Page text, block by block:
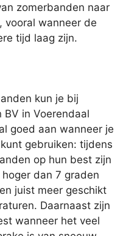
zomerbanden naar
, vooral wanneer de
tijd laag zijn.
kun je bij
BV in Voerendaal
goed aan wanneer je
gebruiken: tijdens
op hun best zijn
dan 7 graden
juist meer geschikt
Daarnaast zijn
wanneer het veel